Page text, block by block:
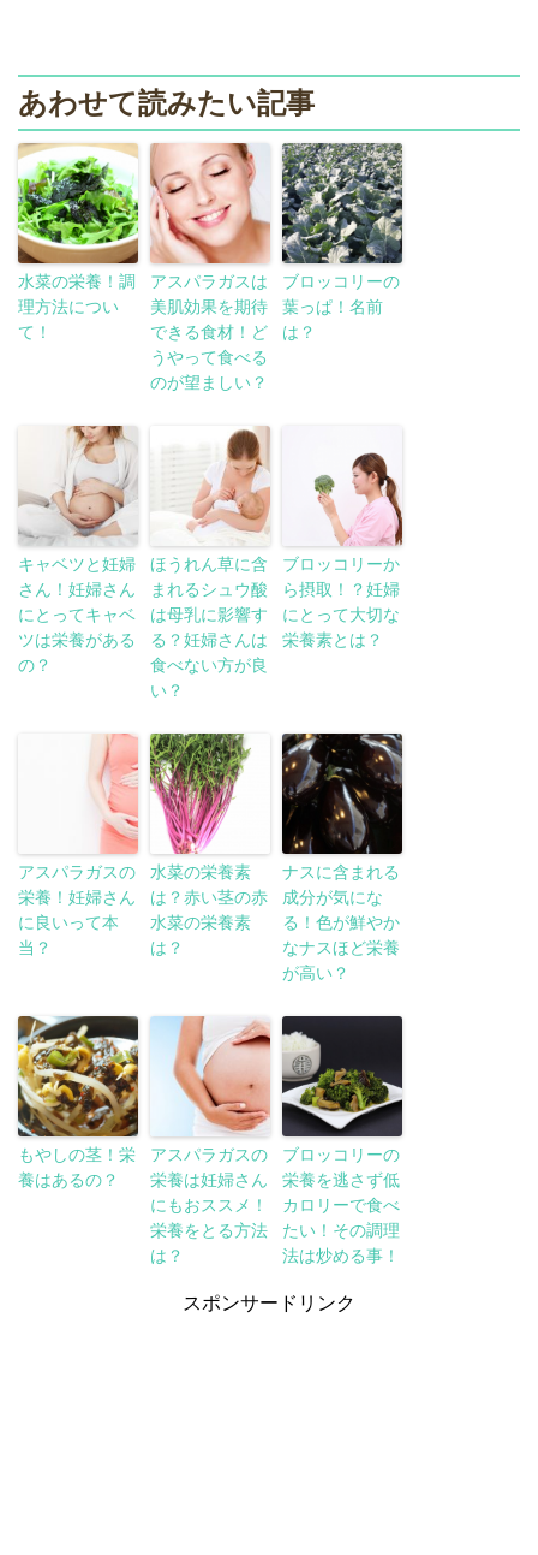
あわせて読みたい記事
水菜の栄養！調
理方法につい
て！
アスパラガスは
美肌効果を期待
できる食材！ど
うやって食べる
のが望ましい？
ブロッコリーの
葉っぱ！名前
は？
キャベツと妊婦
さん！妊婦さん
にとってキャベ
ツは栄養がある
の？
ほうれん草に含
まれるシュウ酸
は母乳に影響す
る？妊婦さんは
食べない方が良
い？
ブロッコリーか
ら摂取！？妊婦
にとって大切な
栄養素とは？
アスパラガスの
栄養！妊婦さん
に良いって本
当？
水菜の栄養素
は？赤い茎の赤
水菜の栄養素
は？
ナスに含まれる
成分が気にな
る！色が鮮やか
なナスほど栄養
が高い？
もやしの茎！栄
養はあるの？
アスパラガスの
栄養は妊婦さん
にもおススメ！
栄養をとる方法
は？
ブロッコリーの
栄養を逃さず低
カロリーで食べ
たい！その調理
法は炒める事！
スポンサードリンク